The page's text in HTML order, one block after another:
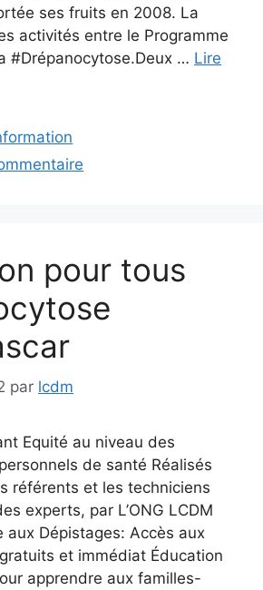
ses fruits en 2008. La
activités entre le Programme
#Drépanocytose.Deux … Lire
pour tous
par lcdm
Equité au niveau des
de santé Réalisés
référents et les techniciens
experts, par L’ONG LCDM
aux Dépistages: Accès aux
et immédiat Éducation
apprendre aux familles-